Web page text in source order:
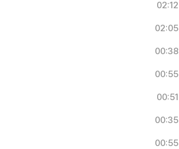
02:12
02:05
00:38
00:55
00:51
00:35
00:55